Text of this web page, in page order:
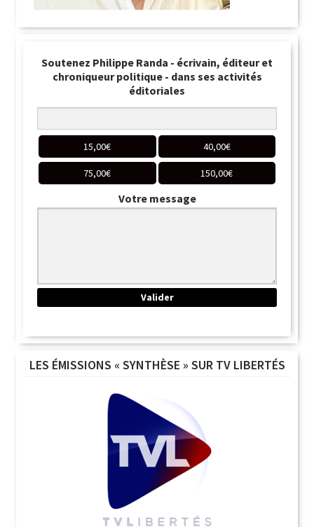
Soutenez Philippe Randa - écrivain, éditeur et
chroniqueur politique - dans ses activités
éditoriales
15,00€ 40,00€
75,00€ 150,00€
Votre message
LES ÉMISSIONS « SYNTHÈSE » SUR TV LIBERTÉS